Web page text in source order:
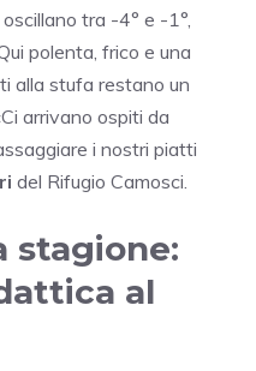
tra -4° e -1°,
polenta, frico e una
alla stufa restano un
arrivano ospiti da
i nostri piatti
del Rifugio Camosci.
stagione:
al